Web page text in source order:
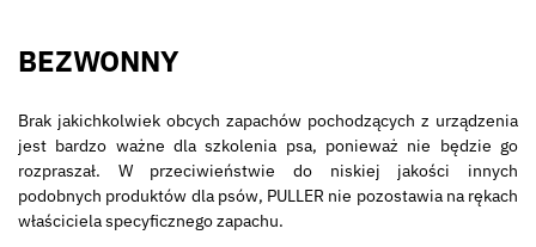
BEZWONNY
Brak jakichkolwiek obcych zapachów pochodzących z urządzenia
jest bardzo ważne dla szkolenia psa, ponieważ nie będzie go
rozpraszał. W przeciwieństwie do niskiej jakości innych
podobnych produktów dla psów, PULLER nie pozostawia na rękach
właściciela specyficznego zapachu.